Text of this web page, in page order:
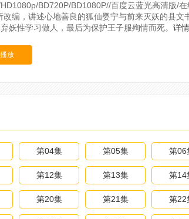
BD720P/BD1080P//百度云蓝光高清版/在
改编，讲述心地善良的狐仙婴宁与前来灭妖的县
妖性学习做人，最后为保护王子服殉情而死。 详情
放
第04集 第05集 第06
第12集 第13集 第14
第20集 第21集 第22